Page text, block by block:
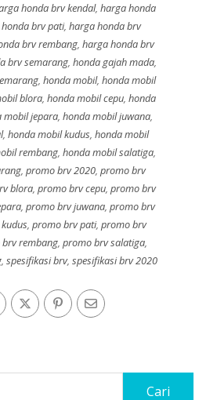
honda brv kendal,harga honda
brv pati, harga honda brv
brv rembang, harga honda brv
brv semarang, honda gajah mada,
,honda mobil,honda mobil
blora, honda mobil cepu, honda
mobil jepara,honda mobil juwana,
, honda mobil kudus, honda mobil
rembang, honda mobil salatiga,
,promo brv 2020,promo brv
blora,promo brv cepu,promo brv
, promo brv juwana, promo brv
, promo brv pati, promo brv
rembang, promo brv salatiga,
, spesifikasi brv, spesifikasi brv 2020